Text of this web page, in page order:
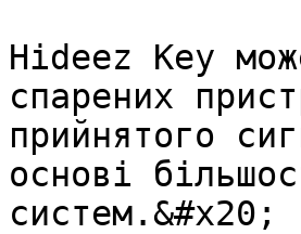
Hideez Key
спарених
прийнятого
основі
систем.&#x20;